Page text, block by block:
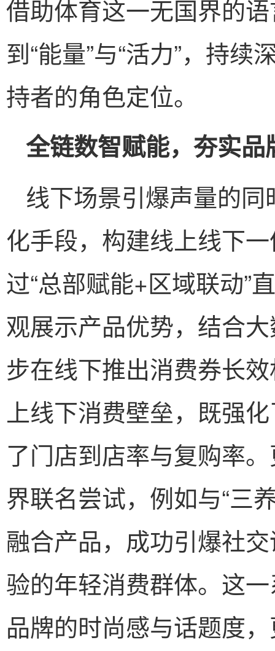
借助体育这一无国界的
到“能量”与“活力”，持
持者的角色定位。
全链数智赋能，夯实品
线下场景引爆声量的
化手段，构建线上线下
过“总部赋能+区域联动”
观展示产品优势，结合
步在线下推出消费券长
上线下消费壁垒，既强
了门店到店率与复购率
界联名尝试，例如与“三
融合产品，成功引爆社
验的年轻消费群体。这
品牌的时尚感与话题度